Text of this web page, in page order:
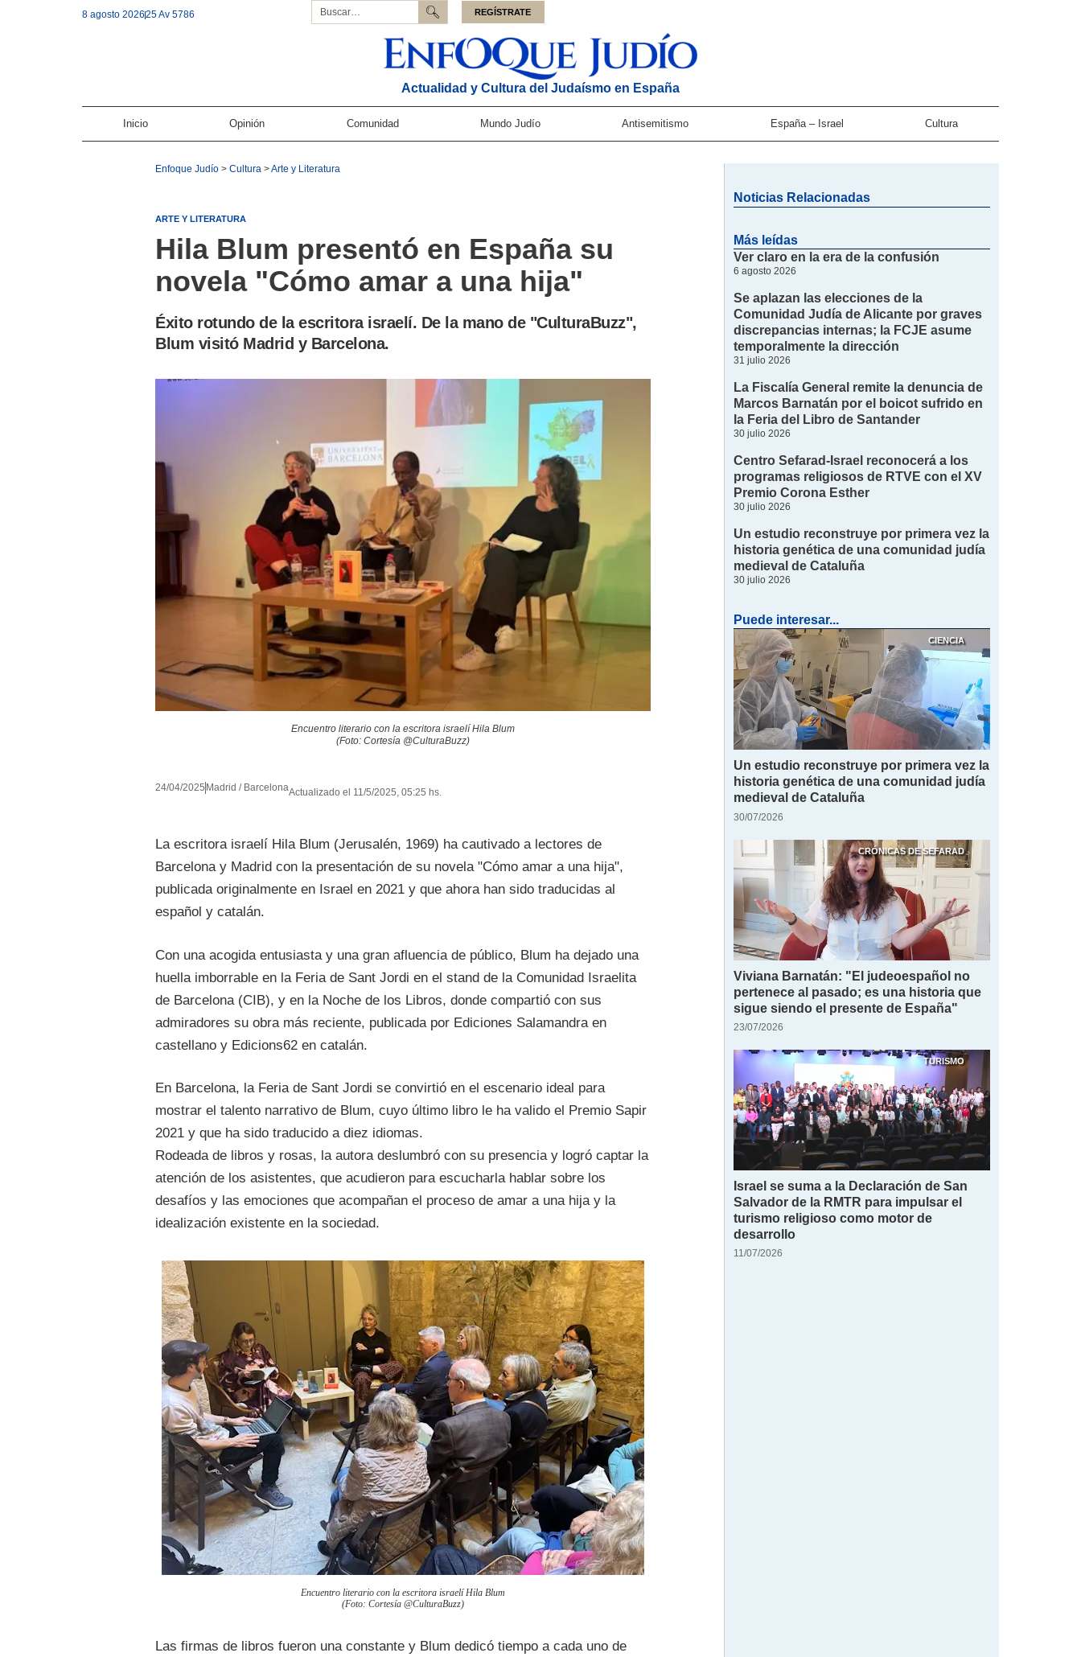
8 agosto 202625 Av 5786 REGÍSTRATE
Actualidad y Cultura del Judaísmo en España
Inicio Opinión Comunidad Mundo Judío Antisemitismo España – Israel Cultura
Enfoque Judío >Cultura >Arte y Literatura
ARTE Y LITERATURA
Hila Blum presentó en España su
novela "Cómo amar a una hija"
Éxito rotundo de la escritora israelí. De la mano de "CulturaBuzz",
Blum visitó Madrid y Barcelona.
Encuentro literario con la escritora israelí Hila Blum
(Foto: Cortesía @CulturaBuzz)
24/04/2025 Madrid / BarcelonaActualizado el 11/5/2025, 05:25 hs.
La escritora israelí Hila Blum (Jerusalén, 1969) ha cautivado a lectores de
Barcelona y Madrid con la presentación de su novela "Cómo amar a una hija",
publicada originalmente en Israel en 2021 y que ahora han sido traducidas al
español y catalán.
Con una acogida entusiasta y una gran afluencia de público, Blum ha dejado una
huella imborrable en la Feria de Sant Jordi en el stand de la Comunidad Israelita
de Barcelona (CIB), y en la Noche de los Libros, donde compartió con sus
admiradores su obra más reciente, publicada por Ediciones Salamandra en
castellano y Edicions62 en catalán.
En Barcelona, la Feria de Sant Jordi se convirtió en el escenario ideal para
mostrar el talento narrativo de Blum, cuyo último libro le ha valido el Premio Sapir
2021 y que ha sido traducido a diez idiomas.
Rodeada de libros y rosas, la autora deslumbró con su presencia y logró captar la
atención de los asistentes, que acudieron para escucharla hablar sobre los
desafíos y las emociones que acompañan el proceso de amar a una hija y la
idealización existente en la sociedad.
Encuentro literario con la escritora israelí Hila Blum
(Foto: Cortesía @CulturaBuzz)
Las firmas de libros fueron una constante y Blum dedicó tiempo a cada uno de
Noticias Relacionadas
Más leídas
Ver claro en la era de la confusión
6 agosto 2026
Se aplazan las elecciones de la
Comunidad Judía de Alicante por graves
discrepancias internas; la FCJE asume
temporalmente la dirección
31 julio 2026
La Fiscalía General remite la denuncia de
Marcos Barnatán por el boicot sufrido en
la Feria del Libro de Santander
30 julio 2026
Centro Sefarad-Israel reconocerá a los
programas religiosos de RTVE con el XV
Premio Corona Esther
30 julio 2026
Un estudio reconstruye por primera vez la
historia genética de una comunidad judía
medieval de Cataluña
30 julio 2026
Puede interesar...
CIENCIA
Un estudio reconstruye por primera vez la
historia genética de una comunidad judía
medieval de Cataluña
30/07/2026
CRÓNICAS DE SEFARAD
Viviana Barnatán: "El judeoespañol no
pertenece al pasado; es una historia que
sigue siendo el presente de España"
23/07/2026
TURISMO
Israel se suma a la Declaración de San
Salvador de la RMTR para impulsar el
turismo religioso como motor de
desarrollo
11/07/2026